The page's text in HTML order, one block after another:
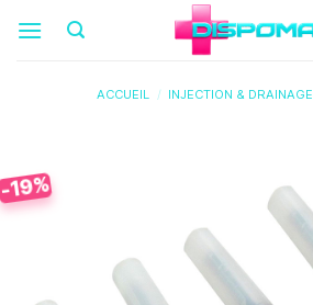
ACCUEIL / INJECTION & DRAINAGE
-19%